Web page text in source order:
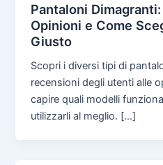
Pantaloni
Opinioni e Come
Giusto
Scopri i diversi tipi di
recensioni degli utenti alle
capire quali modelli
utilizzarli al meglio. […]